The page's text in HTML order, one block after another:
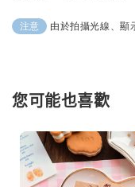
注意 由於拍攝光線、顯
您可能也喜歡